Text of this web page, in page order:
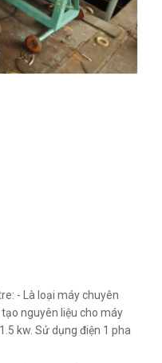
- Là loại máy chuyên
nguyên liệu cho máy
kw. Sử dụng điện 1 pha